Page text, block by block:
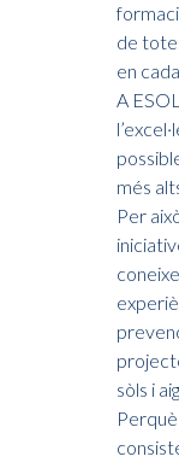
de
en
A
més
Per
sòls i